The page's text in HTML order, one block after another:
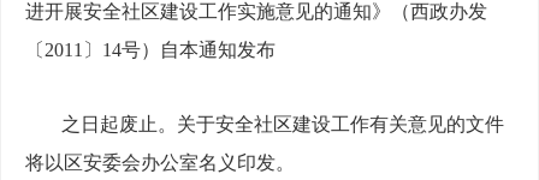
进开展安全社区建设工作实施意见的通知》（西政办发
〔2011〕14号）自本通知发布
之日起废止。关于安全社区建设工作有关意见的文件
将以区安委会办公室名义印发。